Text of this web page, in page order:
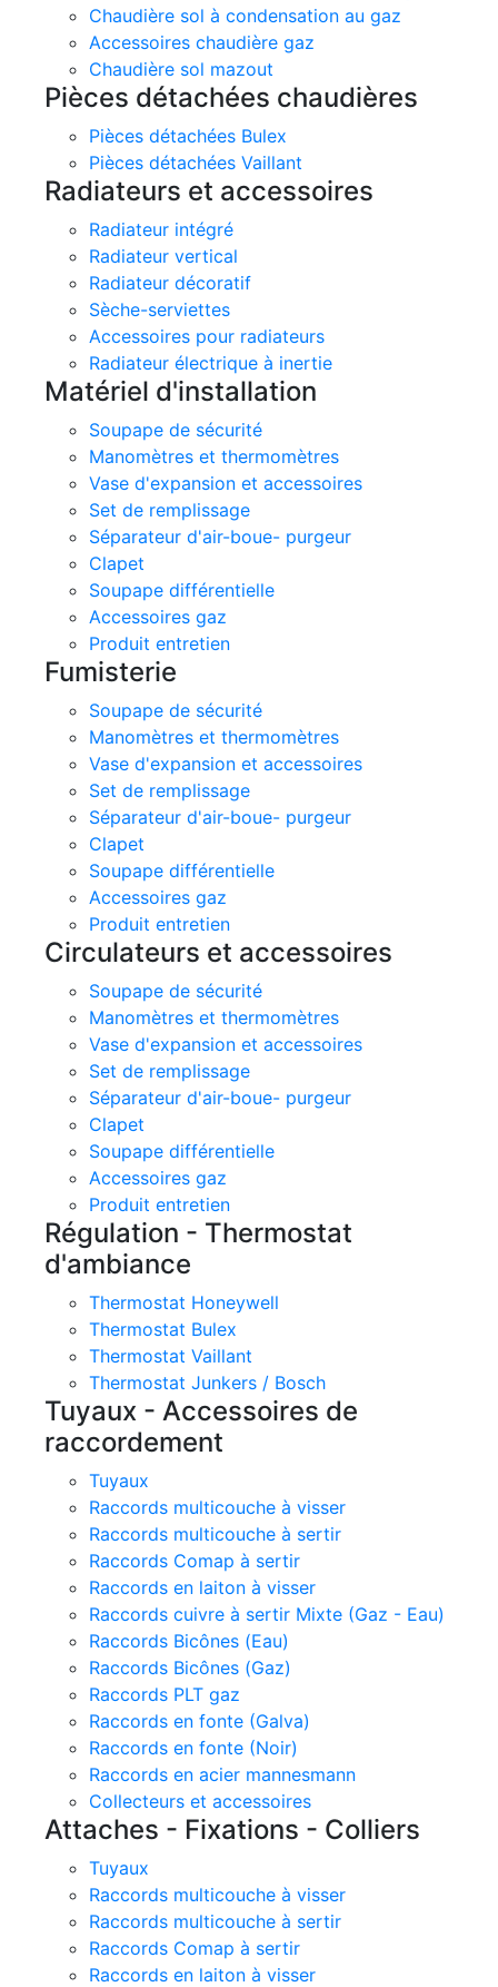
Chaudière sol à condensation au gaz
Accessoires chaudière gaz
Chaudière sol mazout
Pièces détachées chaudières
Pièces détachées Bulex
Pièces détachées Vaillant
Radiateurs et accessoires
Radiateur intégré
Radiateur vertical
Radiateur décoratif
Sèche-serviettes
Accessoires pour radiateurs
Radiateur électrique à inertie
Matériel d'installation
Soupape de sécurité
Manomètres et thermomètres
Vase d'expansion et accessoires
Set de remplissage
Séparateur d'air-boue- purgeur
Clapet
Soupape différentielle
Accessoires gaz
Produit entretien
Fumisterie
Soupape de sécurité
Manomètres et thermomètres
Vase d'expansion et accessoires
Set de remplissage
Séparateur d'air-boue- purgeur
Clapet
Soupape différentielle
Accessoires gaz
Produit entretien
Circulateurs et accessoires
Soupape de sécurité
Manomètres et thermomètres
Vase d'expansion et accessoires
Set de remplissage
Séparateur d'air-boue- purgeur
Clapet
Soupape différentielle
Accessoires gaz
Produit entretien
Régulation - Thermostat
d'ambiance
Thermostat Honeywell
Thermostat Bulex
Thermostat Vaillant
Thermostat Junkers / Bosch
Tuyaux - Accessoires de
raccordement
Tuyaux
Raccords multicouche à visser
Raccords multicouche à sertir
Raccords Comap à sertir
Raccords en laiton à visser
Raccords cuivre à sertir Mixte (Gaz - Eau)
Raccords Bicônes (Eau)
Raccords Bicônes (Gaz)
Raccords PLT gaz
Raccords en fonte (Galva)
Raccords en fonte (Noir)
Raccords en acier mannesmann
Collecteurs et accessoires
Attaches - Fixations - Colliers
Tuyaux
Raccords multicouche à visser
Raccords multicouche à sertir
Raccords Comap à sertir
Raccords en laiton à visser